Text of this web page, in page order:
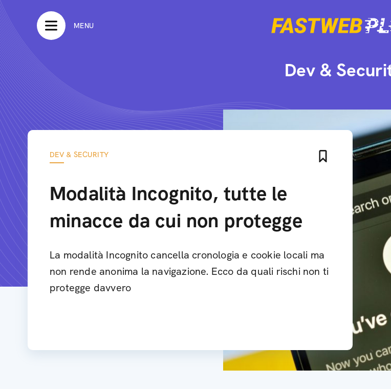
MENU
Dev &
DEV & SECURITY
Modalità Incognito, tutte le
minacce da cui non protegge
La modalità Incognito cancella cronologia e cookie locali ma
non rende anonima la navigazione. Ecco da quali rischi non ti
protegge davvero